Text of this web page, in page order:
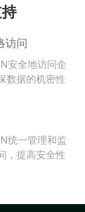
访问
安全地访问企
数据的机密性
统一管理和监
，提高安全性